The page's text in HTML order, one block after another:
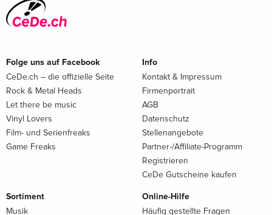
Folge uns auf Facebook
CeDe.ch – die offizielle Seite
Rock & Metal Heads
Let there be music
Vinyl Lovers
Film- und Serienfreaks
Game Freaks
Info
Kontakt & Impressum
Firmenportrait
AGB
Datenschutz
Stellenangebote
Partner-/Affiliate-Programm
Registrieren
CeDe Gutscheine kaufen
Sortiment
Musik
Online-Hilfe
Häufig gestellte Fragen